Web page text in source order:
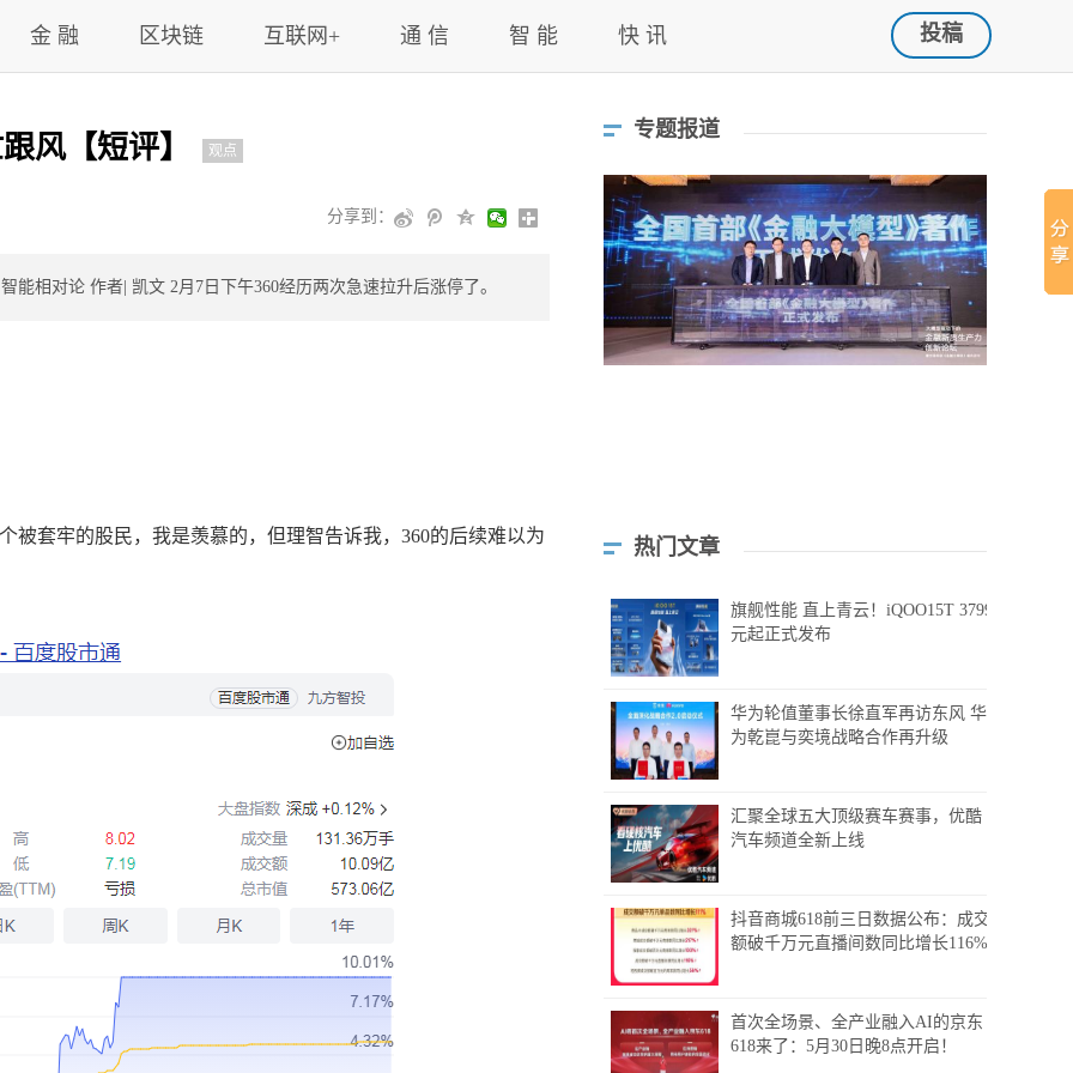
金 融 区块链 互联网+ 通 信 智 能 快 讯 投稿
风【短评】 观点
分享到：
能相对论 作者| 凯文 2月7日下午360经历两次急速拉升后涨停了。
被套牢的股民，我是羡慕的，但理智告诉我，360的后续难以为
专题报道
热门文章
旗舰性能 直上青云！iQOO15T 3799
元起正式发布
华为轮值董事长徐直军再访东风 华
为乾崑与奕境战略合作再升级
汇聚全球五大顶级赛车赛事，优酷
汽车频道全新上线
抖音商城618前三日数据公布：成交
额破千万元直播间数同比增长116%
首次全场景、全产业融入AI的京东
618来了：5月30日晚8点开启！